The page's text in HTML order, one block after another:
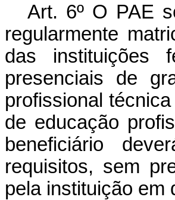
Art. 6º O PAE
regularmente
das instituições
presenciais de
profissional
de educação
beneficiário
requisitos, sem
pela instituição em